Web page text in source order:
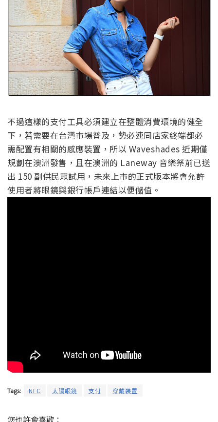
不過這樣的支付工具必須建立在整體消費環境的健全
下，若需要在台灣市場普及，勢必連同店家終端都必
需配置有相關的感應裝置，所以 Waveshades 近期僅
規劃在澳洲發售，且在澳洲的 Laneway 音樂祭前已送
出 150 副供民眾試用，未來上市的正式版本將會允許
使用者將眼鏡與銀行帳戶連結以便儲值。
Tags: NFC 太陽眼鏡 支付 穿戴裝置